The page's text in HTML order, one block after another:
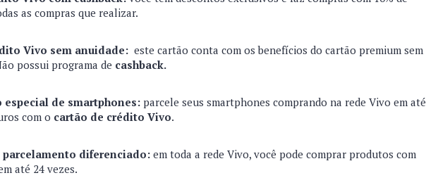
as compras que realizar.
Vivo sem anuidade: este cartão conta com os benefícios do cartão premium sem
possui programa de cashback.
especial de smartphones:parcele seus smartphones comprando na rede Vivo em até
com o cartão de crédito Vivo.
parcelamento diferenciado:em toda a rede Vivo, você pode comprar produtos com
até 24 vezes.